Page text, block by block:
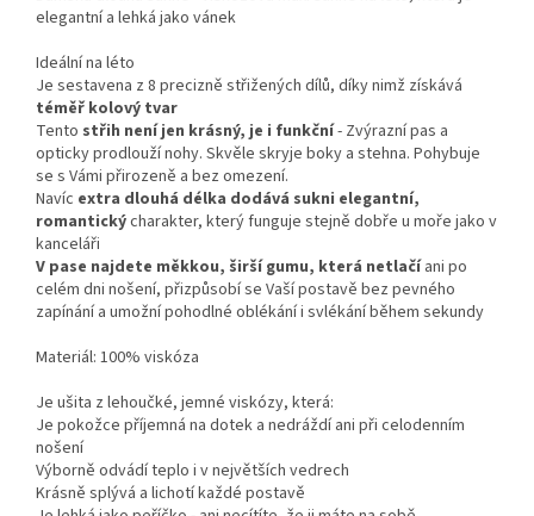
elegantní a lehká jako vánek
Ideální na léto
Je sestavena z 8 precizně střižených dílů, díky nimž získává
téměř kolový tvar
Tento střih není jen krásný, je i funkční- Zvýrazní pas a
opticky prodlouží nohy. Skvěle skryje boky a stehna. Pohybuje
se s Vámi přirozeně a bez omezení.
Navíc extra dlouhá délka dodává sukni elegantní,
romantickýcharakter, který funguje stejně dobře u moře jako v
kanceláři
V pase najdete měkkou, širší gumu, která netlačíani po
celém dni nošení, přizpůsobí se Vaší postavě bez pevného
zapínání a umožní pohodlné oblékání i svlékání během sekundy
Materiál: 100% viskóza
Je ušita z lehoučké, jemné viskózy, která:
Je pokožce příjemná na dotek a nedráždí ani při celodenním
nošení
Výborně odvádí teplo i v největších vedrech
Krásně splývá a lichotí každé postavě